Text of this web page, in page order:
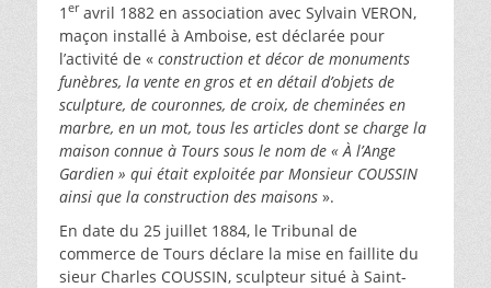
1 eravril 1882 en association avec Sylvain VERON,
maçon installé à Amboise, est déclarée pour
l’activité de « construction et décor de monuments
funèbres, la vente en gros et en détail d’objets de
sculpture, de couronnes, de croix, de cheminées en
marbre, en un mot, tous les articles dont se charge la
maison connue à Tours sous le nom de « À l’Ange
Gardien » qui était exploitée par Monsieur COUSSIN
ainsi que la construction des maisons ».
En date du 25 juillet 1884, le Tribunal de
commerce de Tours déclare la mise en faillite du
sieur Charles COUSSIN, sculpteur situé à Saint-